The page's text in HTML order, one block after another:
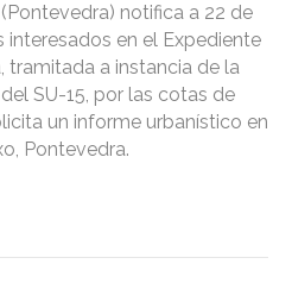
notifica a 22 de
interesados en el Expediente
tramitada a instancia de la
SU-15, por las cotas de
un informe urbanístico en
Pontevedra.